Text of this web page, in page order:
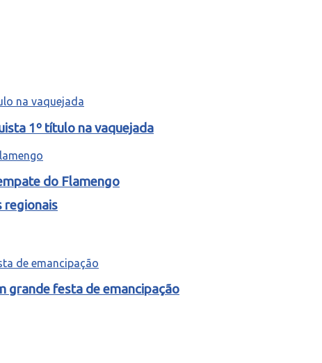
regionais
1º título na vaquejada
do Flamengo
grande festa de emancipação